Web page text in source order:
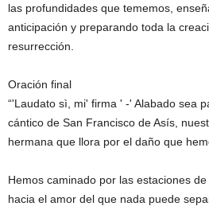
las profundidades que tememos,
anticipación y preparando toda la
resurrección.
Oración final
“'Laudato sì, mi' firma ' -' Alabado sea
cántico de San Francisco de Asís,
hermana que llora por el daño que
Hemos caminado por las estaciones
hacia el amor del que nada puede